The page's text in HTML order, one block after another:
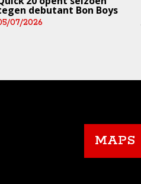
debutant Bon Boys
07/2026
MAPS